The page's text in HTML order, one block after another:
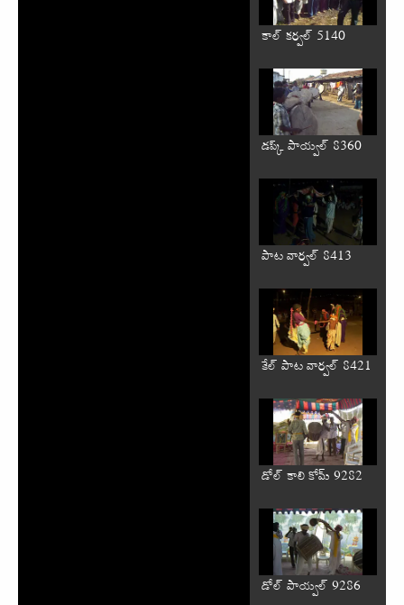
కాల్ కర్వల్ 5140
డప్క్ పాయ్వల్ 8360
పాట వార్వల్ 8413
కేల్ పాట వార్వల్ 8421
డోల్ కాలి కోమ్ 9282
డోల్ పాయ్వల్ 9286